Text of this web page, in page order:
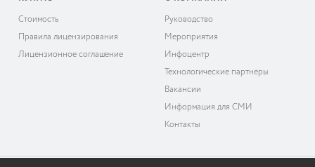
Cтоимость
Правила лицензирования
Лицензионное соглашение
Руководство
Мероприятия
Инфоцентр
Технологические партнёры
Вакансии
Информация для СМИ
Контакты